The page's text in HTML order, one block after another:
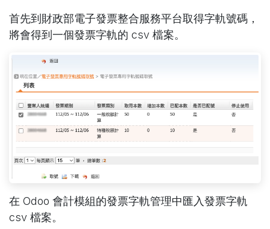
首先到財政部電子發票整合服務平台取得字軌號碼，
將會得到一個發票字軌的 csv 檔案。
在 Odoo 會計模組的發票字軌管理中匯入發票字軌
csv 檔案。